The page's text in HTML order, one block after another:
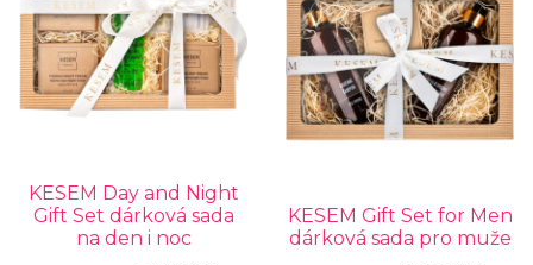
KESEM Day and Night
Gift Set dárková sada
na den i noc
KESEM Gift Set for Men
dárková sada pro muže